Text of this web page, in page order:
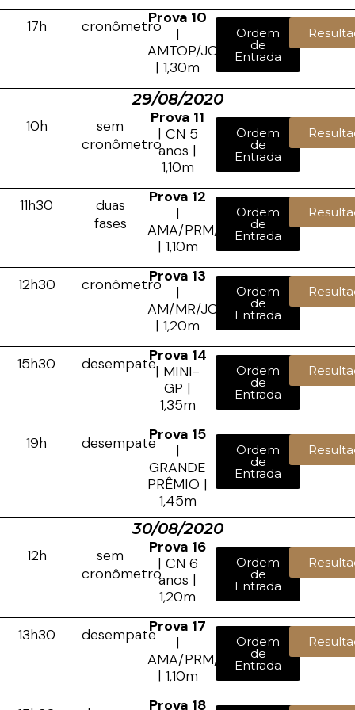
17h cronômetroProva 10
|
AMTOP/JCTOP
| 1,30m
Ordem
de
Entrada
29/08/2020
10h
sem
cronômetro
Prova 11
| CN 5
anos |
1,10m
Ordem
de
Entrada
11h30
duas
fases
Prova 12
|
AMA/PRM/JCA
| 1,10m
Ordem
de
Entrada
12h30 cronômetroProva 13
|
AM/MR/JC
| 1,20m
Ordem
de
Entrada
15h30 desempateProva 14
| MINI-
GP |
1,35m
Ordem
de
Entrada
19h desempateProva 15
|
GRANDE
PRÊMIO |
1,45m
Ordem
de
Entrada
30/08/2020
12h
sem
cronômetro
Prova 16
| CN 6
anos |
1,20m
Ordem
de
Entrada
13h30 desempateProva 17
|
AMA/PRM/JCA
| 1,10m
Ordem
de
Entrada
Prova 18